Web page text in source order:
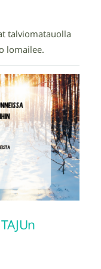
talviomatauolla
lomailee.